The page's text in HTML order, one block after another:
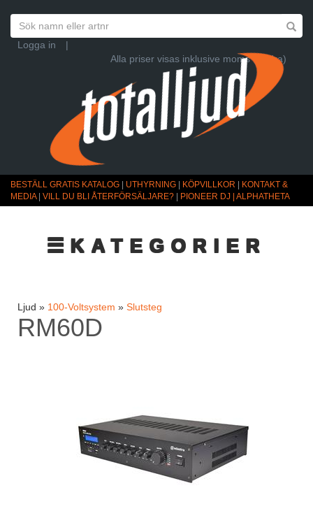
Logga in
|
Alla priser visas inklusive moms (Ändra)
BESTÄLL GRATIS KATALOG UTHYRNING KÖPVILLKOR
KONTAKT &
MEDIA| VILL DU BLI ÅTERFÖRSÄLJARE? PIONEER DJ | ALPHATHETA
☰KATEGORIER
Ljud » 100-Voltsystem » Slutsteg
RM60D